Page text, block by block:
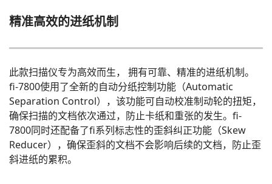
精准高效的进纸机制
此款扫描仪专为高效而生， 拥有可靠、精准的进纸机制。
fi-7800使用了全新的自动分纸控制功能（Automatic
Separation Control），该功能可自动校准制动轮的扭矩，
确保扫描的文档依次通过，防止卡纸和重张的发生。fi-
7800同时还配备了fi系列标志性的歪斜纠正功能（Skew
Reducer），确保歪斜的文档不会影响后续的文档，防止歪
斜进纸的累积。